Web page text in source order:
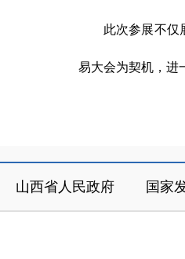
此次参展不仅
易大会为契机，进
山西省人民政府 国家